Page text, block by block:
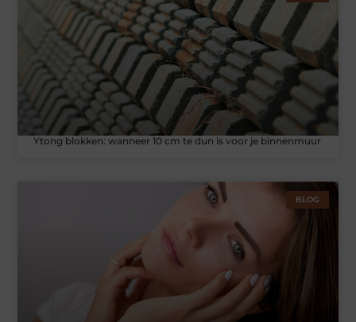
Ytong blokken: wanneer 10 cm te dun is voor je binnenmuur
BLOG